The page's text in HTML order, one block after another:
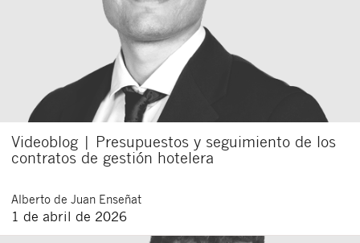
Videoblog | Presupuestos y seguimiento de los
contratos de gestión hotelera
Alberto de Juan Enseñat
1 de abril de 2026